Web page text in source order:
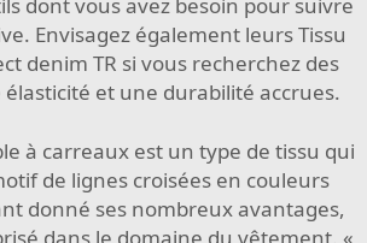
Envisagez également leursTissu
denim TR si vous recherchez des
élasticité et une durabilité accrues.
à carreaux est un type de tissu qui
de lignes croisées en couleurs
donné ses nombreux avantages,